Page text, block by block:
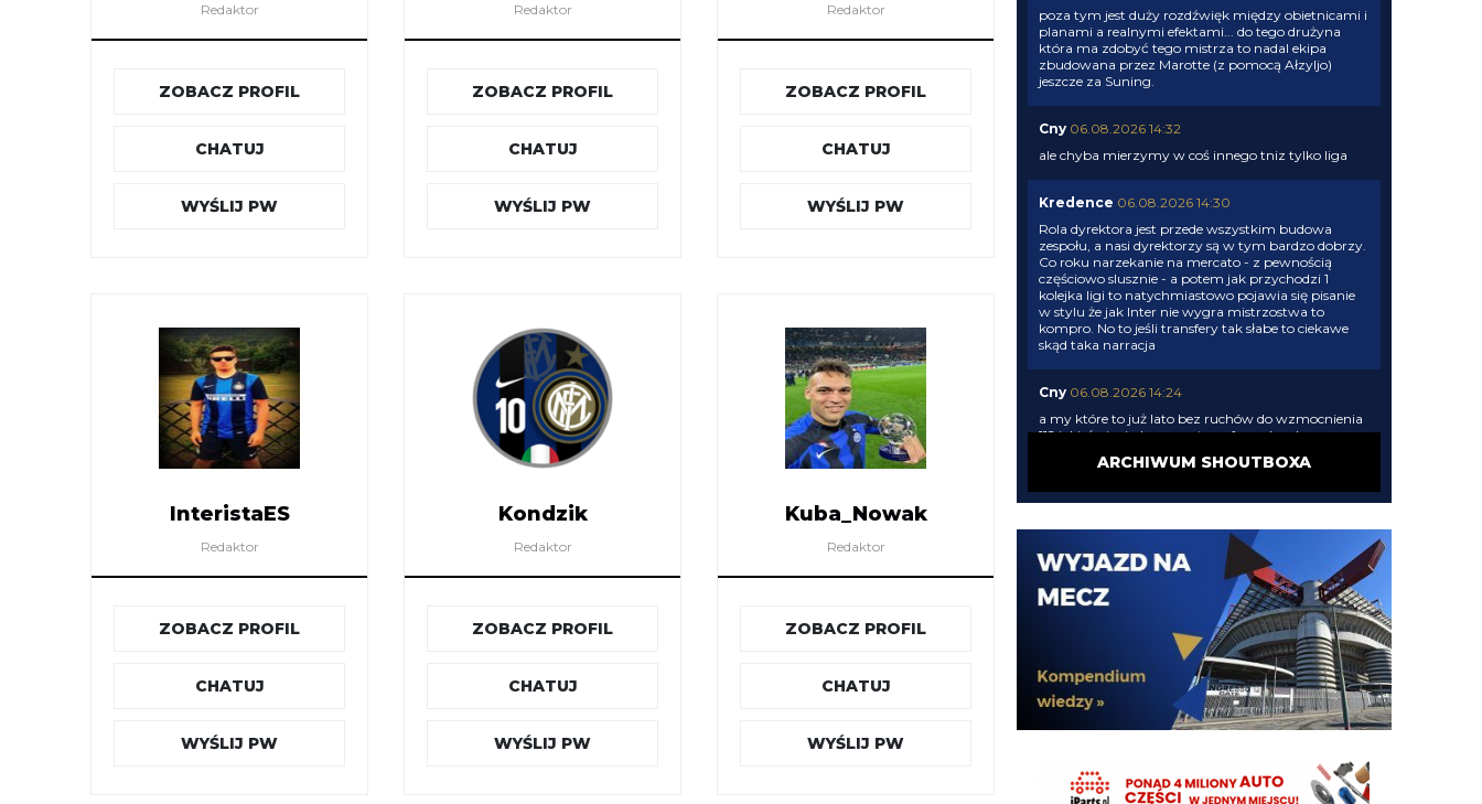
Redaktor
ZOBACZ PROFIL
CHATUJ
WYŚLIJ PW
Redaktor
ZOBACZ PROFIL
CHATUJ
WYŚLIJ PW
Redaktor
ZOBACZ PROFIL
CHATUJ
WYŚLIJ PW
InteristaES
Redaktor
ZOBACZ PROFIL
CHATUJ
WYŚLIJ PW
Kondzik
Redaktor
ZOBACZ PROFIL
CHATUJ
WYŚLIJ PW
Kuba_Nowak
Redaktor
ZOBACZ PROFIL
CHATUJ
WYŚLIJ PW
poza tym jest duży rozdźwięk między obietnicami i
planami a realnymi efektami... do tego drużyna
która ma zdobyć tego mistrza to nadal ekipa
zbudowana przez Marotte (z pomocą Ałzyljo)
jeszcze za Suning.
Cny 06.08.2026 14:32
ale chyba mierzymy w coś innego tniz tylko liga
Kredence 06.08.2026 14:30
Rola dyrektora jest przede wszystkim budowa
zespołu, a nasi dyrektorzy są w tym bardzo dobrzy.
Co roku narzekanie na mercato - z pewnością
częściowo slusznie - a potem jak przychodzi 1
kolejka ligi to natychmiastowo pojawia się pisanie
w stylu że jak Inter nie wygra mistrzostwa to
kompro. No to jeśli transfery tak słabe to ciekawe
skąd taka narracja
Cny 06.08.2026 14:24
a my które to już lato bez ruchów do wzmocnienia
11? jakieś pieniądze są na transfery, ale rola
pieniędzy.
kolejny wymykający się transfer to zapewne wina
Oaktree
Cny 06.08.2026 14:21
chociaż ta niemożność sprzedania niechcianych
piłkarzy mogłaby zastanawiać co poniektórych
Cny 06.08.2026 14:21
kredence to już wiemy że winy Ałzylja nie ma w
Kredence
06.08.2026 14:13
ARCHIWUM SHOUTBOXA